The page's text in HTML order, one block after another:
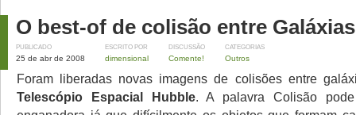
O best-of de colisão entre Galáxias
PUBLICADO
25 de abr de 2008
ESCRITO POR
dimensional
DISCUSSÃO
Comente!
CATEGORIAS
Outros
Foram liberadas novas imagens de colisões entre
Telescópio Espacial Hubble. A palavra Colisão